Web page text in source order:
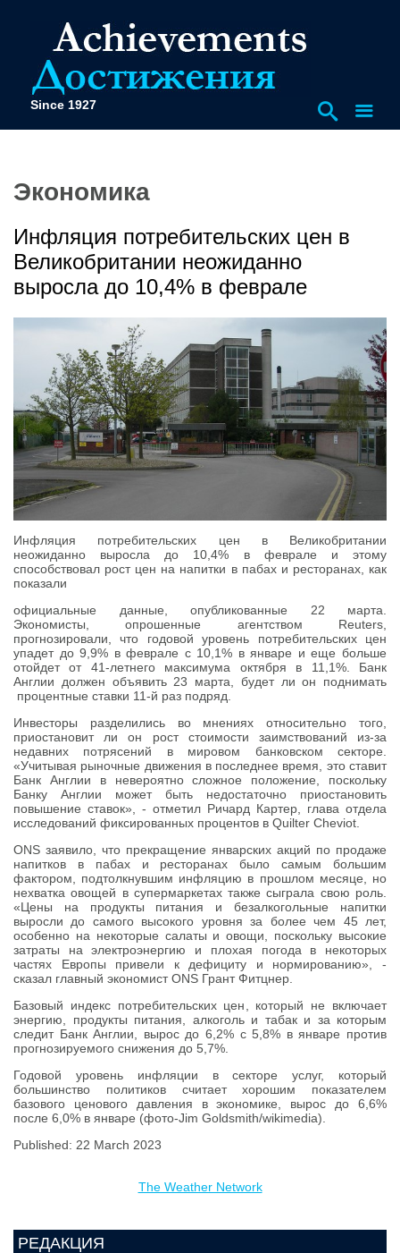
Since 1927
Экономика
Инфляция потребительских цен в
Великобритании неожиданно
выросла до 10,4% в феврале
Инфляция потребительских цен в Великобритании
неожиданно выросла до 10,4% в феврале и этому
способствовал рост цен на напитки в пабах и ресторанах, как
показали
официальные данные, опубликованные 22 марта.
Экономисты, опрошенные агентством Reuters,
прогнозировали, что годовой уровень потребительских цен
упадет до 9,9% в феврале с 10,1% в январе и еще больше
отойдет от 41-летнего максимума октября в 11,1%. Банк
Англии должен объявить 23 марта, будет ли он поднимать
процентные ставки 11-й раз подряд.
Инвесторы разделились во мнениях относительно того,
приостановит ли он рост стоимости заимствований из-за
недавних потрясений в мировом банковском секторе.
«Учитывая рыночные движения в последнее время, это ставит
Банк Англии в невероятно сложное положение, поскольку
Банку Англии может быть недостаточно приостановить
повышение ставок», - отметил Ричард Картер, глава отдела
исследований фиксированных процентов в Quilter Cheviot.
ONS заявило, что прекращение январских акций по продаже
напитков в пабах и ресторанах было самым большим
фактором, подтолкнувшим инфляцию в прошлом месяце, но
нехватка овощей в супермаркетах также сыграла свою роль.
«Цены на продукты питания и безалкогольные напитки
выросли до самого высокого уровня за более чем 45 лет,
особенно на некоторые салаты и овощи, поскольку высокие
затраты на электроэнергию и плохая погода в некоторых
частях Европы привели к дефициту и нормированию», -
сказал главный экономист ONS Грант Фитцнер.
Базовый индекс потребительских цен, который не включает
энергию, продукты питания, алкоголь и табак и за которым
следит Банк Англии, вырос до 6,2% с 5,8% в январе против
прогнозируемого снижения до 5,7%.
Годовой уровень инфляции в секторе услуг, который
большинство политиков считает хорошим показателем
базового ценового давления в экономике, вырос до 6,6%
после 6,0% в январе (фото-Jim Goldsmith/wikimedia).
Published: 22 March 2023
The Weather Network
РЕДАКЦИЯ